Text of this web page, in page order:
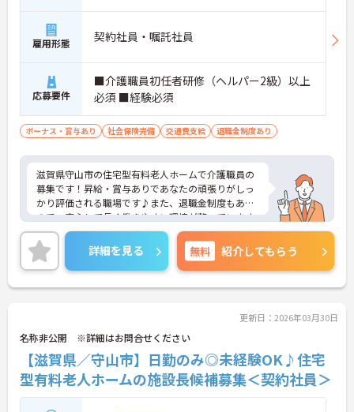
雇用形態 契約社員・嘱託社員
応募要件
■介護職員初任者研修（ヘルパー2級）以上
必須 ■経験必須
ボーナス・賞与あり 社会保険完備 交通費支給 退職金制度あり
滋賀県守山市の住宅型有料老人ホームで介護職員の
募集です！昇給・賞与ありであなたの頑張りがしっ
かり評価される職場です♪また、退職金制度もある
ので、安心して長く働きやすい環境が整っています
◎ご興味のある方は、面接ポイントをお伝えします
ので、お気軽にご連絡ください。
詳細を見る 無料 紹介してもらう
更新日：2026年03月30日
名称非公開 ※詳細はお問合せください
【滋賀県／守山市】日勤のみ◎未経験OK♪住宅
型有料老人ホームの施設長候補募集＜契約社員＞